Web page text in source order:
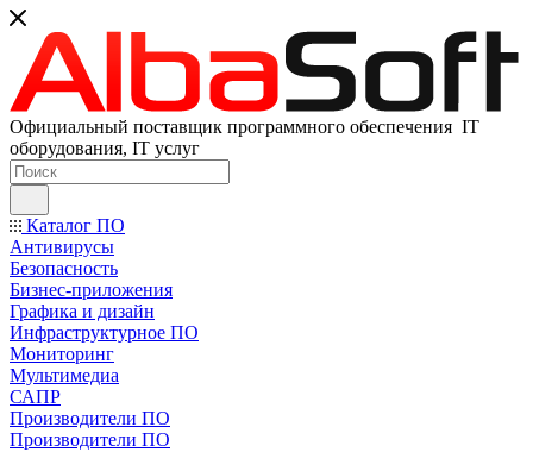
Официальный поставщик программного обеспечения IT
оборудования, IT услуг
Каталог ПО
Антивирусы
Безопасность
Бизнес-приложения
Графика и дизайн
Инфраструктурное ПО
Мониторинг
Мультимедиа
САПР
Производители ПО
Производители ПО